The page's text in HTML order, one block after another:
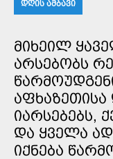
ᲓᲦᲘᲡ ᲐᲛᲑᲐᲕᲘ
ᲛᲘᲮᲔᲘᲚ
ᲐᲠᲡᲔᲑᲝᲑᲡ
ᲐᲤᲮᲐᲖᲔᲗᲘᲡᲐ
ᲘᲐᲠᲡᲔᲑᲔᲑᲡ,
ᲓᲐ ᲧᲕᲔᲚᲐ
ᲘᲥᲜᲔᲑᲐ